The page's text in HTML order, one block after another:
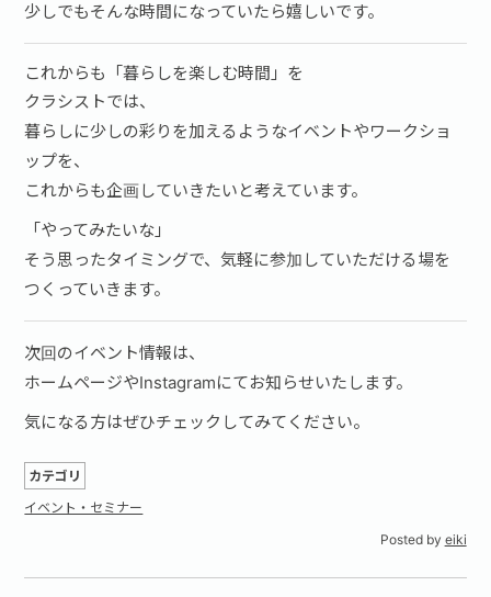
少しでもそんな時間になっていたら嬉しいです。
これからも「暮らしを楽しむ時間」を
クラシストでは、
暮らしに少しの彩りを加えるようなイベントやワークショ
ップを、
これからも企画していきたいと考えています。
「やってみたいな」
そう思ったタイミングで、気軽に参加していただける場を
つくっていきます。
次回のイベント情報は、
ホームページやInstagramにてお知らせいたします。
気になる方はぜひチェックしてみてください。
カテゴリ
イベント・セミナー
Posted by eiki